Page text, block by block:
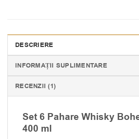
DESCRIERE
INFORMAȚII SUPLIMENTARE
RECENZII (1)
Set 6 Pahare Whisky
400 ml